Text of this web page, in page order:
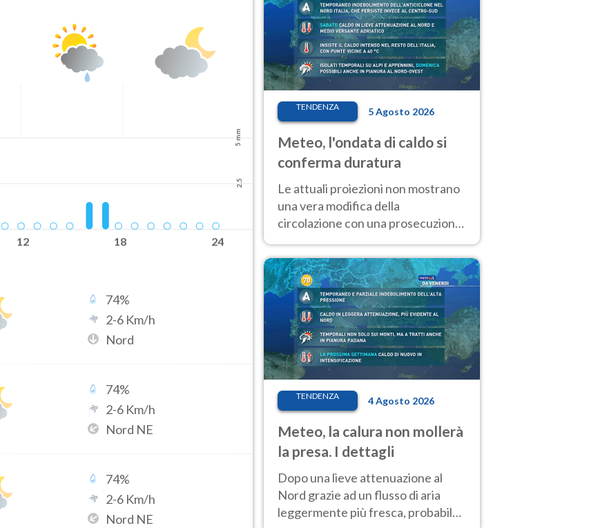
5 mm
2.5
12 18 24
74%
2-6 Km/h
Nord
74%
2-6 Km/h
Nord NE
74%
2-6 Km/h
Nord NE
TENDENZA 5 Agosto 2026
Meteo, l'ondata di caldo si
conferma duratura
Le attuali proiezioni non mostrano
una vera modifica della
circolazione con una prosecuzione
giorni, compresa la settimana di
Ferragosto
TENDENZA 4 Agosto 2026
Meteo, la calura non mollerà
la presa. I dettagli
Dopo una lieve attenuazione al
Nord grazie ad un flusso di aria
leggermente più fresca, probabile